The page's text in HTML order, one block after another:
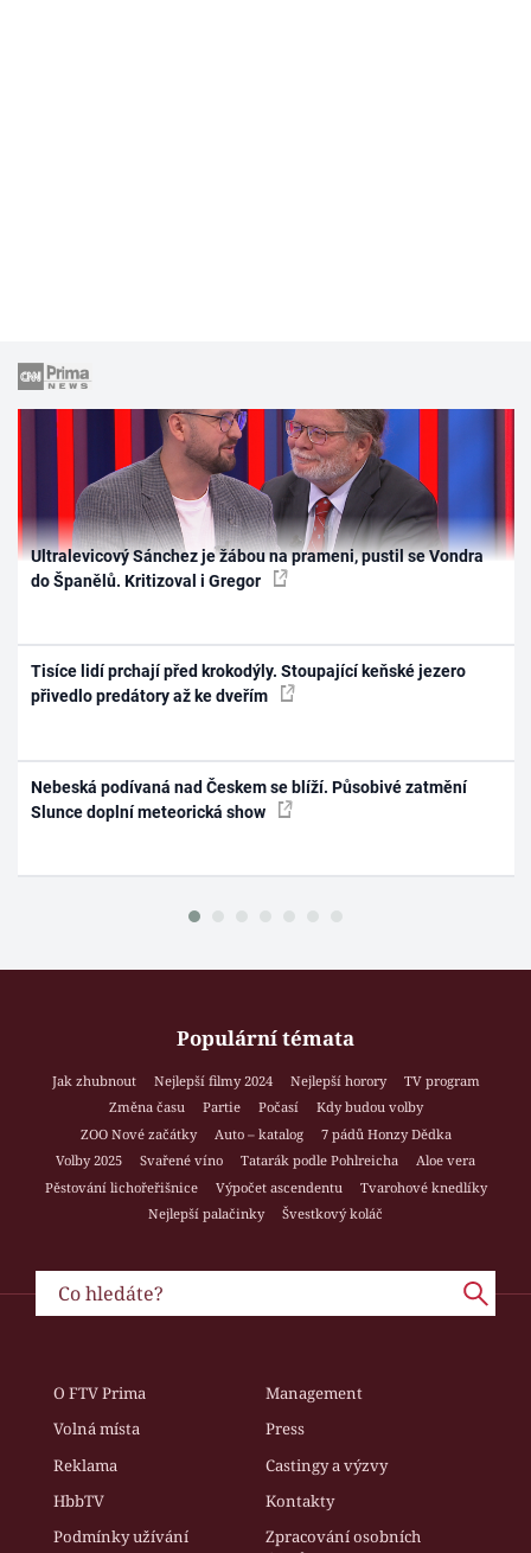
Ultralevicový Sánchez je žábou na prameni, pustil se Vondra
do Španělů. Kritizoval i Gregor
Tisíce lidí prchají před krokodýly. Stoupající keňské jezero
přivedlo predátory až ke dveřím
Nebeská podívaná nad Českem se blíží. Působivé zatmění
Slunce doplní meteorická show
Populární témata
Jak zhubnout Nejlepší filmy 2024 Nejlepší horory
TV program
Změna času
Partie Počasí
Kdy budou volby
ZOO Nové začátky
Auto – katalog
7 pádů Honzy Dědka
Volby 2025
Svařené víno Tatarák podle Pohlreicha
Aloe vera
Pěstování lichořeřišnice
Výpočet ascendentu
Tvarohové knedlíky
Nejlepší palačinky
Švestkový koláč
O FTV Prima
Management
Volná místa
Press
Reklama
Castingy a výzvy
HbbTV
Kontakty
Podmínky užívání
Zpracování osobních